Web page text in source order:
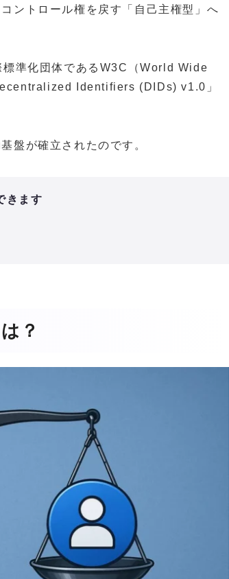
ントロール権を戻す「自己主権型」へ
標準化団体であるW3C（World Wide
Identifiers (DIDs) v1.0」
盤が確立されたのです。
きます
？